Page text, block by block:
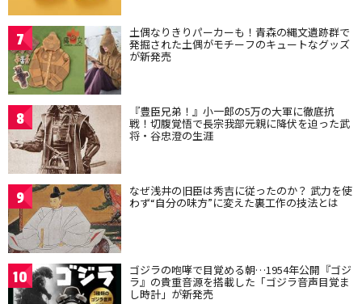
7 土偶なりきりパーカーも！青森の縄文遺跡群で
発掘された土偶がモチーフのキュートなグッズ
が新発売
8 『豊臣兄弟！』小一郎の5万の大軍に徹底抗
戦！切腹覚悟で長宗我部元親に降伏を迫った武
将・谷忠澄の生涯
9 なぜ浅井の旧臣は秀吉に従ったのか？ 武力を使
わず“自分の味方”に変えた裏工作の技法とは
10 ゴジラの咆哮で目覚める朝…1954年公開『ゴジ
ラ』の貴重音源を搭載した「ゴジラ音声目覚ま
し時計」が新発売